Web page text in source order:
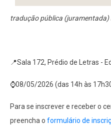
tradução pública (juramentada)
📍Sala 172, Prédio de Letras -
⌚08/05/2026 (das 14h às
Para se inscrever e receber o
preencha o formulário de